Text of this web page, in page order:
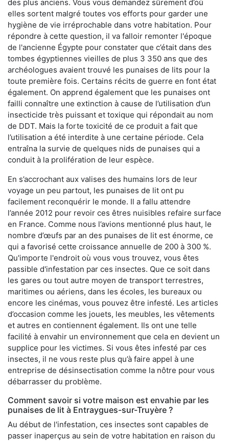
des plus anciens. Vous vous demandez sûrement d’où
elles sortent malgré toutes vos efforts pour garder une
hygiène de vie irréprochable dans votre habitation. Pour
répondre à cette question, il va falloir remonter l'époque
de l'ancienne Égypte pour constater que c’était dans des
tombes égyptiennes vieilles de plus 3 350 ans que des
archéologues avaient trouvé les punaises de lits pour la
toute première fois. Certains récits de guerre en font état
également. On apprend également que les punaises ont
failli connaître une extinction à cause de l’utilisation d’un
insecticide très puissant et toxique qui répondait au nom
de DDT. Mais la forte toxicité de ce produit a fait que
l’utilisation a été interdite à une certaine période. Cela
entraîna la survie de quelques nids de punaises qui a
conduit à la prolifération de leur espèce.
En s’accrochant aux valises des humains lors de leur
voyage un peu partout, les punaises de lit ont pu
facilement reconquérir le monde. Il a fallu attendre
l’année 2012 pour revoir ces êtres nuisibles refaire surface
en France. Comme nous l’avions mentionné plus haut, le
nombre d’œufs par an des punaises de lit est énorme, ce
qui a favorisé cette croissance annuelle de 200 à 300 %.
Qu'importe l'endroit où vous vous trouvez, vous êtes
passible d'infestation par ces insectes. Que ce soit dans
les gares ou tout autre moyen de transport terrestres,
maritimes ou aériens, dans les écoles, les bureaux ou
encore les cinémas, vous pouvez être infesté. Les articles
d’occasion comme les jouets, les meubles, les vêtements
et autres en contiennent également. Ils ont une telle
facilité à envahir un environnement que cela en devient un
supplice pour les victimes. Si vous êtes infesté par ces
insectes, il ne vous reste plus qu’à faire appel à une
entreprise de désinsectisation comme la nôtre pour vous
débarrasser du problème.
Comment savoir si votre maison est envahie par les
punaises de lit à Entraygues-sur-Truyère ?
Au début de l'infestation, ces insectes sont capables de
passer inaperçus au sein de votre habitation en raison du